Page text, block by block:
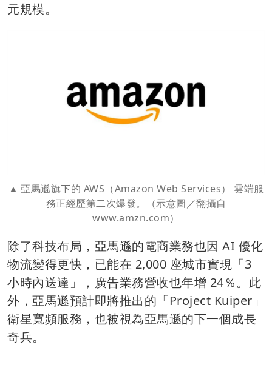
元規模。
亞馬遜旗下的 AWS（Amazon Web Services） 雲端服
務正經歷第二次爆發。（示意圖／翻攝自
www.amzn.com）
除了科技布局，亞馬遜的電商業務也因 AI 優化
物流變得更快，已能在 2,000 座城市實現「3
小時內送達」，廣告業務營收也年增 24％。此
外，亞馬遜預計即將推出的「Project Kuiper」
衛星寬頻服務，也被視為亞馬遜的下一個成長
奇兵。